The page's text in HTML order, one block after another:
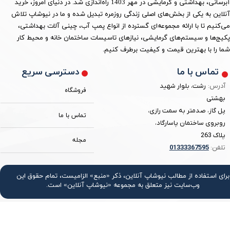
برای استفاده از مطالب نیوشاپ آنلاین، ذکر «منبع» الزامیست، تمام حقوق اين
وب‌سايت نیز متعلق به مجموعه «نیوشاپ آنلاین» است.
آبرسانی، بهداشتی و گرمایشی در مهر 1403 راه‌اندازی شد. در دنیای امروز، خرید
آنلاین به یکی از بخش‌های اصلی زندگی روزمره تبدیل شده و ما در نیوشاپ تلاش
می‌کنیم تا با ارائه مجموعه‌ای گسترده از انواع پمپ آب، چینی آلات بهداشتی،
پکیج‌ها و سیستم‌های گرمایشی، نیازهای تاسیسات ساختمان خانه و محیط کار
شما را با بهترین قیمت و کیفیت برطرف کنیم.
دسترسی سریع
فروشگاه
تماس با ما
مجله
تماس با ما
آدرس: رشت، بلوار شهید
بهشتی
پل گاز، صدمتر به سمت رازی،
روبروی ساختمان پاسارگاد،
پلاک 263
تلفن:
01333367595